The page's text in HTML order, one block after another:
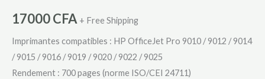
17000CFA + Free Shipping
Imprimantes compatibles : HP OfficeJet Pro 9010 / 9012 / 9014
/ 9015 / 9016 / 9019 / 9020 / 9022 / 9025
Rendement : 700 pages (norme ISO/CEI 24711)